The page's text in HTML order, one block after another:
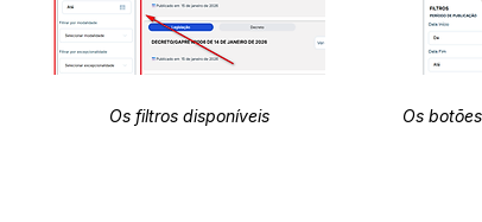
Os filtros disponíveis Os